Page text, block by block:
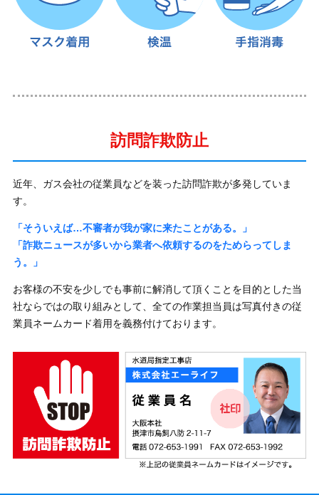
訪問詐欺防止
近年、ガス会社の従業員などを装った訪問詐欺が多発していま
す。
「そういえば…不審者が我が家に来たことがある。」
「詐欺ニュースが多いから業者へ依頼するのをためらってしま
う。」
お客様の不安を少しでも事前に解消して頂くことを目的とした当
社ならではの取り組みとして、全ての作業担当員は写真付きの従
業員ネームカード着用を義務付けております。